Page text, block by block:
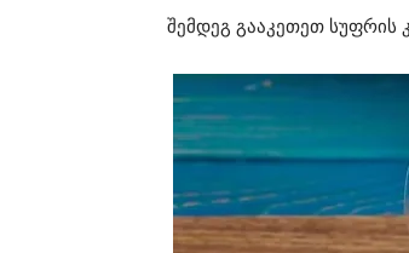
შემდეგ გააკეთეთ სუფრის